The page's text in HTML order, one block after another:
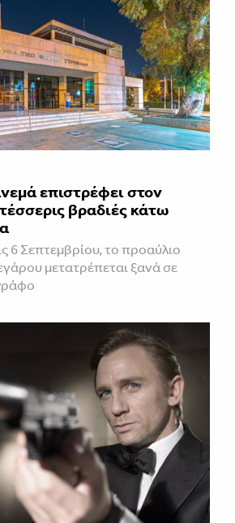
επιστρέφει στον
βραδιές κάτω
6 Σεπτεμβρίου, το προαύλιο
μετατρέπεται ξανά σε